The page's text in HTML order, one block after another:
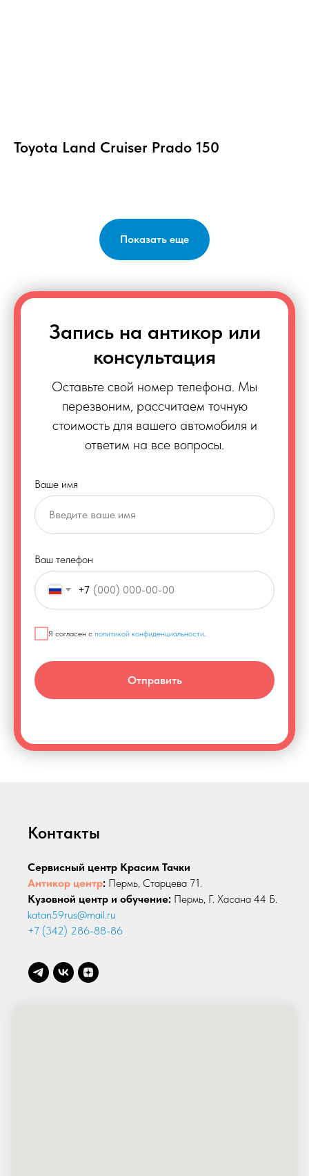
Toyota Land Cruiser Prado 150
Показать еще
Запись на антикор или
консультация
Оставьте свой номер телефона. Мы
перезвоним, рассчитаем точную
стоимость для вашего автомобиля и
ответим на все вопросы.
Ваше имя
Ваш телефон
+7
Я согласен с политикой конфиденциальности
Отправить
Контакты
Сервисный центр Красим Тачки
Антикор центр: Пермь, Старцева 71.
Кузовной центр и обучение: Пермь, Г. Хасана 44 Б.
katan59rus@mail.ru
+7 (342) 286-88-86